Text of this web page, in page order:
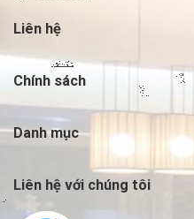
Liên hệ
Chính sách
Danh mục
Liên hệ với chúng tôi